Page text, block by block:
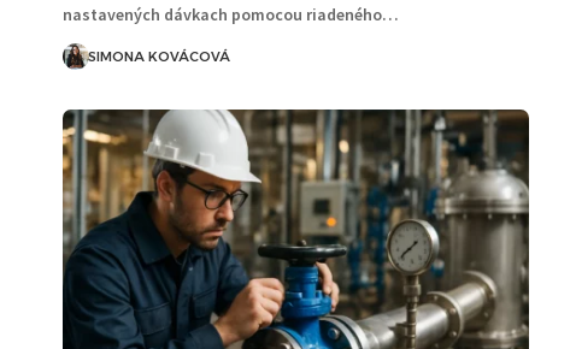
nastavených dávkach pomocou riadeného…
SIMONA KOVÁCOVÁ